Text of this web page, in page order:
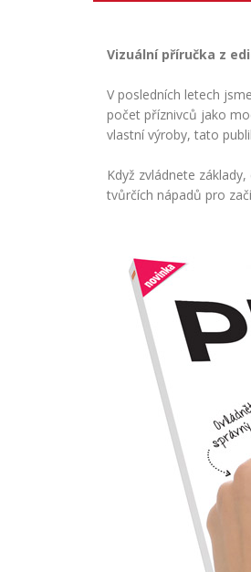
Vizuální příručka z
V posledních letech
počet příznivců jako
vlastní výroby, tato
Když zvládnete
tvůrčích nápadů pro